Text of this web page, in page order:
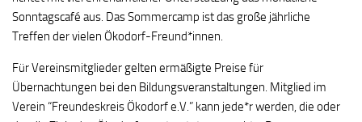
Sonntagscafé aus. Das Sommercamp ist das große jährliche
Treffen der vielen Ökodorf-Freund*innen.
Für Vereinsmitglieder gelten ermäßigte Preise für
Übernachtungen bei den Bildungsveranstaltungen. Mitglied im
Verein “Freundeskreis Ökodorf e.V.” kann jede*r werden, die oder